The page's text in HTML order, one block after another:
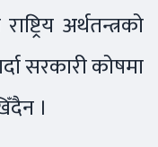
अर्थतन्त्रको
सरकारी कोषमा
।